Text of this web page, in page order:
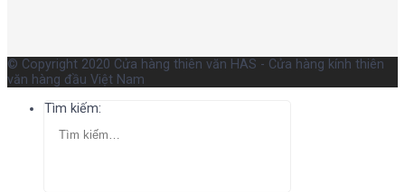
© Copyright 2020 Cửa hàng thiên văn HAS - Cửa hàng kính thiên
văn hàng đầu Việt Nam
Tìm kiếm: